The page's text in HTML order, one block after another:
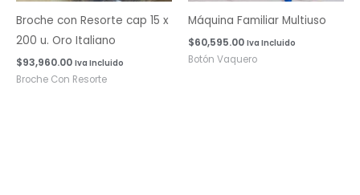
Broche con Resorte cap 15 x
200 u. Oro Italiano
$93,960.00 Iva Incluido
Broche Con Resorte
Máquina Familiar Multiuso
$60,595.00 Iva Incluido
Botón Vaquero